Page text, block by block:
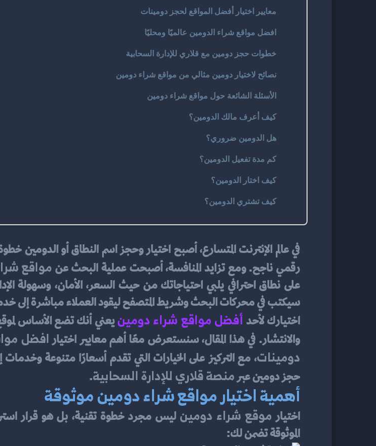
معايير اختيار أفضل المواقع لحجز دومينات
افضل مواقع شراء الدومين عالميًا ومحليًا
خطوات حجز دومين مع قلاري للإدارة السحابية
نصائح لاختيار دومين مثالي من مواقع شراء دومين
الأسئلة الشائعة حول مواقع شراء دومين
كيف أعرف مالك الدومين؟
هل الدومين ضروري؟
كم مدة تفعيل الدومين؟
كيف اختار الدومين؟
كيف تشتري الدومين؟
رقمي ناجح. ومع تزايد المنافسة، أصبحت عملية البحث عن مواقع
سيكتب في محركات البحث وشريط المتصفح ليقود العملاء مباشرة إلى
اختيارك لأحد أفضل مواقع شراء دومين
والانتشار. في هذا المقال، سنستعرض معًا أهم معايير اختيار افضل
دومينات
حجز دومين عبر منصة قلاري للإدارة السحابية.
أهمية اختيار مواقع شراء دومين موثوقة
اختيار موقع شراء دومين
الموثوقة تضمن لك: